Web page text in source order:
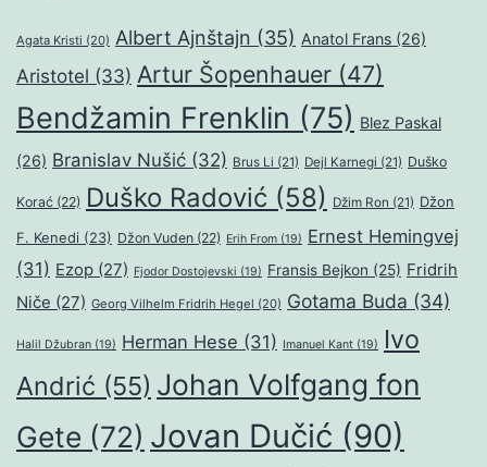
Agata Kristi (20) Albert Ajnštajn (35) Anatol Frans (26)
Aristotel (33) Artur Šopenhauer (47)
Bendžamin Frenklin (75) Blez Paskal
(26) Branislav Nušić (32) Brus Li (21) Dejl Karnegi (21) Duško
Korać (22) Duško Radović (58) Džim Ron (21) Džon
F. Kenedi (23) Džon Vuden (22) Erih From (19) Ernest Hemingvej
(31) Ezop (27) Fjodor Dostojevski (19) Fransis Bejkon (25) Fridrih
Niče (27) Georg Vilhelm Fridrih Hegel (20) Gotama Buda (34)
Halil Džubran (19) Herman Hese (31) Imanuel Kant (19)
Ivo
Andrić (55) Johan Volfgang fon
Gete (72) Jovan Dučić (90)